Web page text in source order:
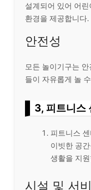
설계되어 있어 어
환경을 제공합니다.
안전성
모든 놀이기구는
들이 자유롭게 놀
3, 피트니스
피트니스
이빗한 공
생활을 지
시설 및 서